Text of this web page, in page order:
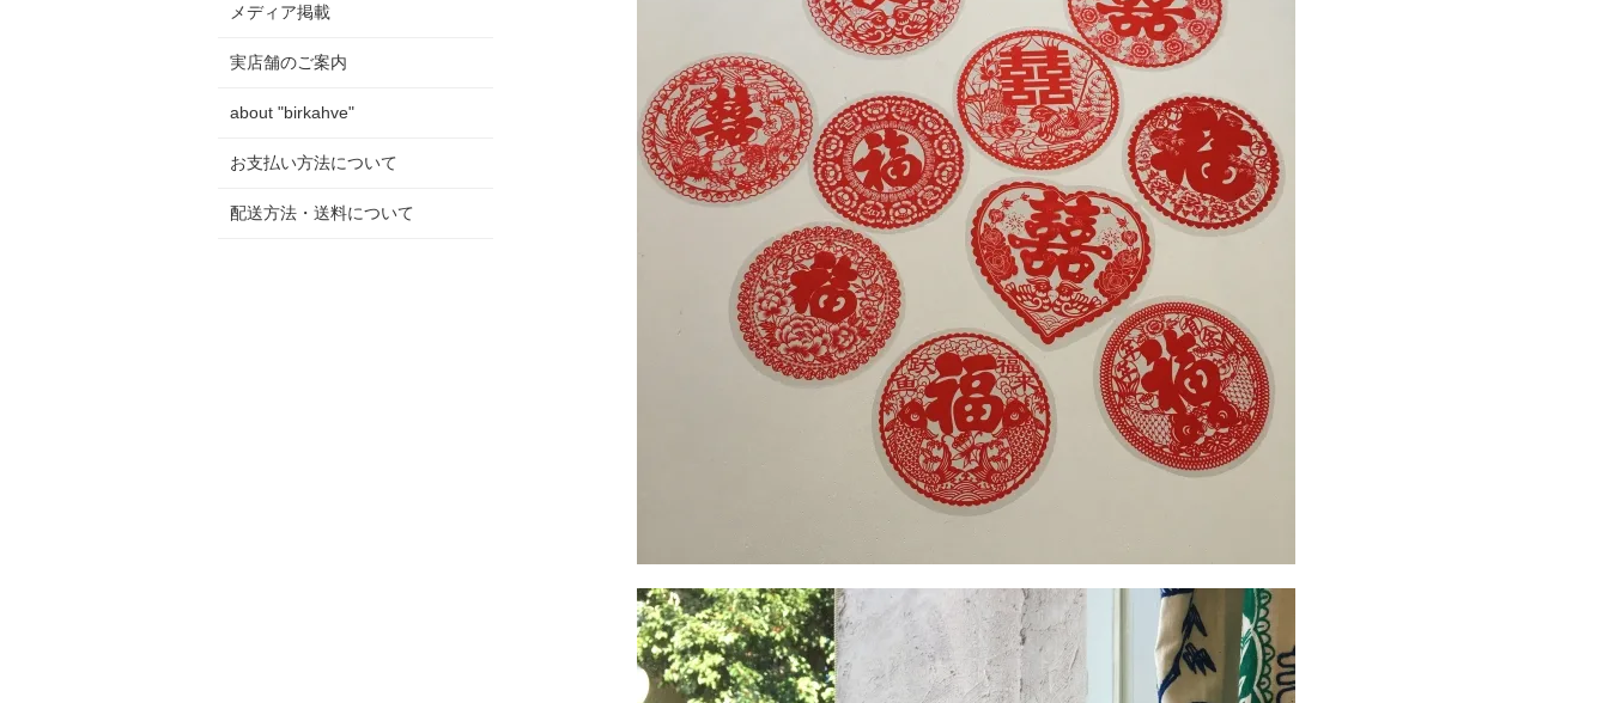
メディア掲載
実店舗のご案内
about "birkahve"
お支払い方法について
配送方法・送料について